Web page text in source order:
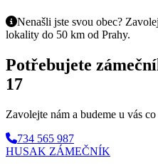
Nenašli jste svou obec?
lokality do 50 km od Prahy.
Potřebujete
17
Zavolejte nám a budeme u vás
734 565 987
HUSAK ZÁMEČNÍK